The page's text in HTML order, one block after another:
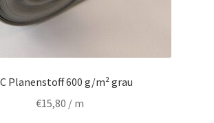
Planenstoff 600 g/m² grau
€15,80 / m